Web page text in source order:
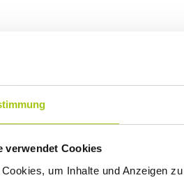
verwendet Cookies
um Inhalte und Anzeigen